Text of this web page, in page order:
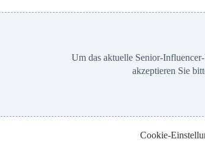
Um das aktuelle Senior-
akzeptieren Sie
Cookie-